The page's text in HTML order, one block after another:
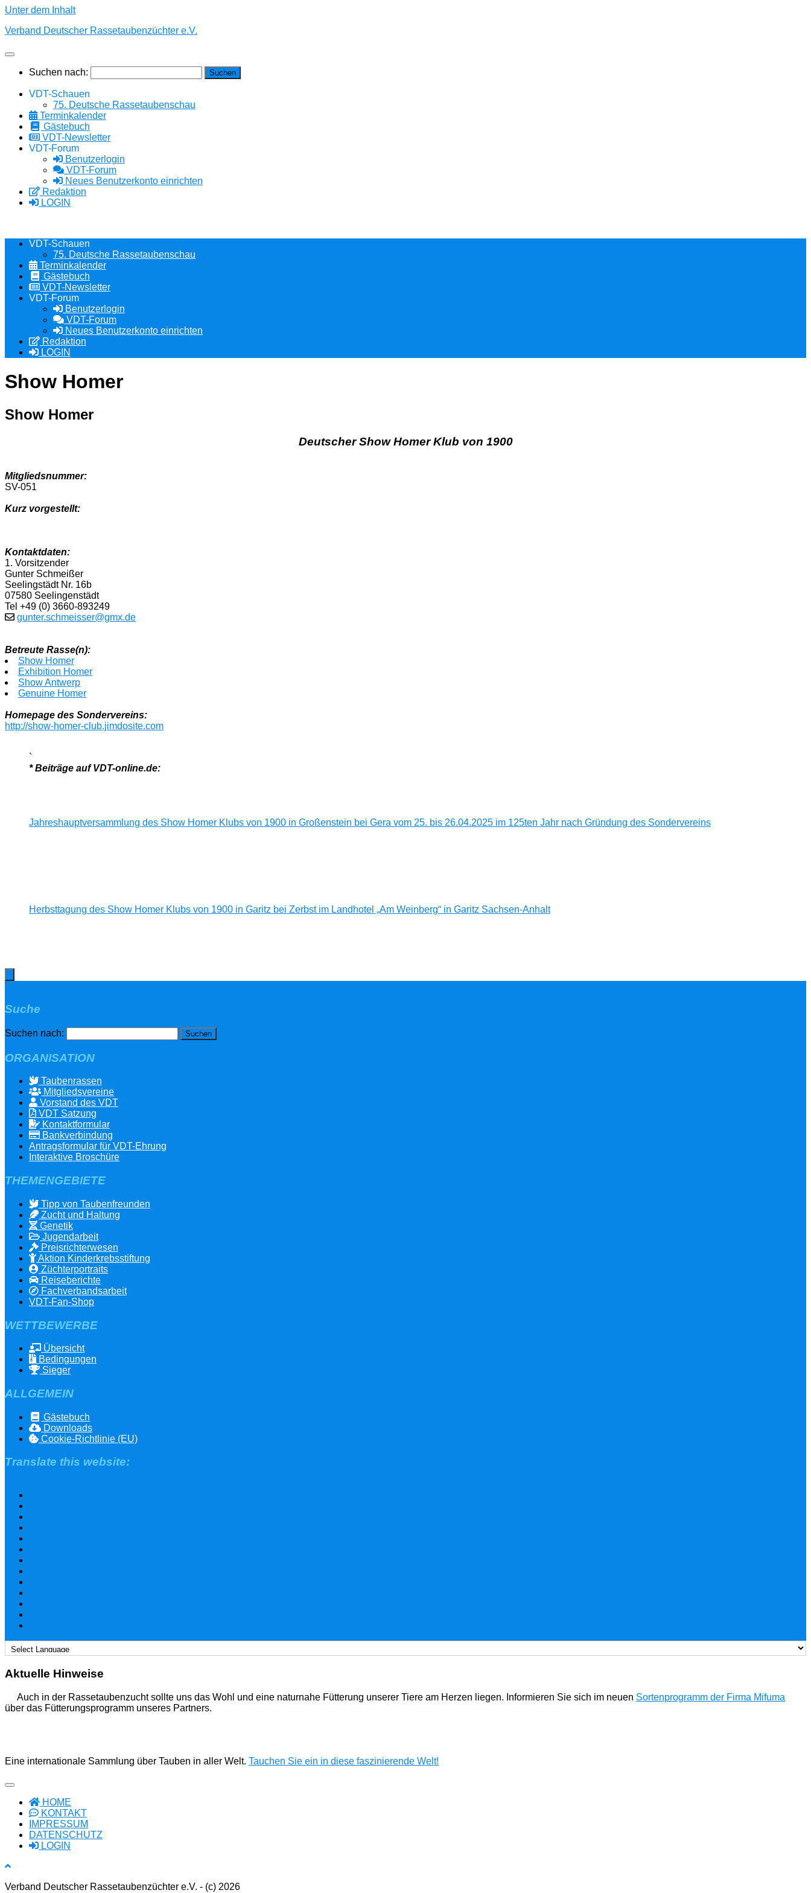
Unter dem Inhalt
Verband Deutscher Rassetaubenzüchter e.V.
Suchen nach:
VDT-Schauen
75. Deutsche Rassetaubenschau
Terminkalender
Gästebuch
VDT-Newsletter
VDT-Forum
Benutzerlogin
VDT-Forum
Neues Benutzerkonto einrichten
Redaktion
LOGIN
VDT-Schauen
75. Deutsche Rassetaubenschau
Terminkalender
Gästebuch
VDT-Newsletter
VDT-Forum
Benutzerlogin
VDT-Forum
Neues Benutzerkonto einrichten
Redaktion
LOGIN
Show Homer
Show Homer
Deutscher Show Homer Klub von 1900
Mitgliedsnummer:
SV-051
Kurz vorgestellt:
Kontaktdaten:
1. Vorsitzender
Gunter Schmeißer
Seelingstädt Nr. 16b
07580 Seelingenstädt
Tel +49 (0) 3660-893249
gunter.schmeisser@gmx.de
Betreute Rasse(n):
Show Homer
Exhibition Homer
Show Antwerp
Genuine Homer
Homepage des Sondervereins:
http://show-homer-club.jimdosite.com
`
* Beiträge auf VDT-online.de:
Jahreshauptversammlung des Show Homer Klubs von 1900 in Großenstein bei Gera vom 25. bis 26.04.2025 im 125ten Jahr nach Gründung des Sondervereins
Herbsttagung des Show Homer Klubs von 1900 in Garitz bei Zerbst im Landhotel „Am Weinberg“ in Garitz Sachsen-Anhalt
Suche
Suchen nach:
ORGANISATION
Taubenrassen
Mitgliedsvereine
Vorstand des VDT
VDT Satzung
Kontaktformular
Bankverbindung
Antragsformular für VDT-Ehrung
Interaktive Broschüre
THEMENGEBIETE
Tipp von Taubenfreunden
Zucht und Haltung
Genetik
Jugendarbeit
Preisrichterwesen
Aktion Kinderkrebsstiftung
Züchterportraits
Reiseberichte
Fachverbandsarbeit
VDT-Fan-Shop
WETTBEWERBE
Übersicht
Bedingungen
Sieger
ALLGEMEIN
Gästebuch
Downloads
Cookie-Richtlinie (EU)
Translate this website:
Aktuelle Hinweise
Auch in der Rassetaubenzucht sollte uns das Wohl und eine naturnahe Fütterung unserer Tiere am Herzen liegen. Informieren Sie sich im neuen Sortenprogramm der Firma Mifuma
über das Fütterungsprogramm unseres Partners.
Eine internationale Sammlung über Tauben in aller Welt. Tauchen Sie ein in diese faszinierende Welt!
HOME
KONTAKT
IMPRESSUM
DATENSCHUTZ
LOGIN
Verband Deutscher Rassetaubenzüchter e.V. - (c) 2026